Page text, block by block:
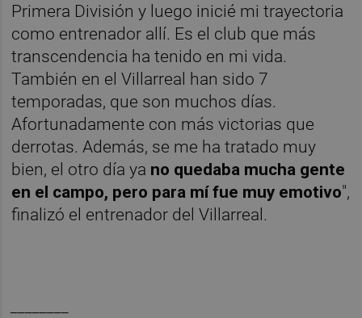
Primera División y luego inicié mi trayectoria
como entrenador allí. Es el club que más
transcendencia ha tenido en mi vida.
También en el Villarreal han sido 7
temporadas, que son muchos días.
Afortunadamente con más victorias que
derrotas. Además, se me ha tratado muy
bien, el otro día ya no quedaba mucha gente
en el campo, pero para mí fue muy emotivo",
finalizó el entrenador del Villarreal.